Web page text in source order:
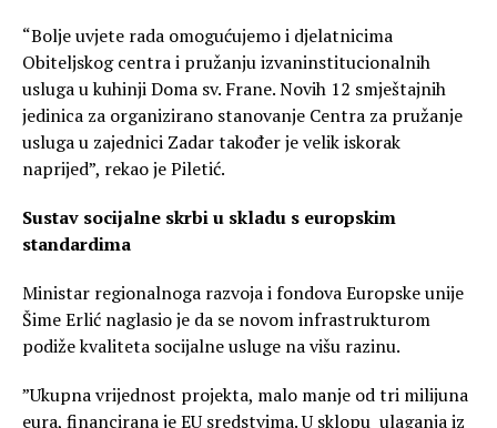
“Bolje uvjete rada omogućujemo i djelatnicima
Obiteljskog centra i pružanju izvaninstitucionalnih
usluga u kuhinji Doma sv. Frane. Novih 12 smještajnih
jedinica za organizirano stanovanje Centra za pružanje
usluga u zajednici Zadar također je velik iskorak
naprijed”, rekao je Piletić.
Sustav socijalne skrbi u skladu s europskim
standardima
Ministar regionalnoga razvoja i fondova Europske unije
Šime Erlić naglasio je da se novom infrastrukturom
podiže kvaliteta socijalne usluge na višu razinu.
”Ukupna vrijednost projekta, malo manje od tri milijuna
eura, financirana je EU sredstvima. U sklopu ulaganja iz